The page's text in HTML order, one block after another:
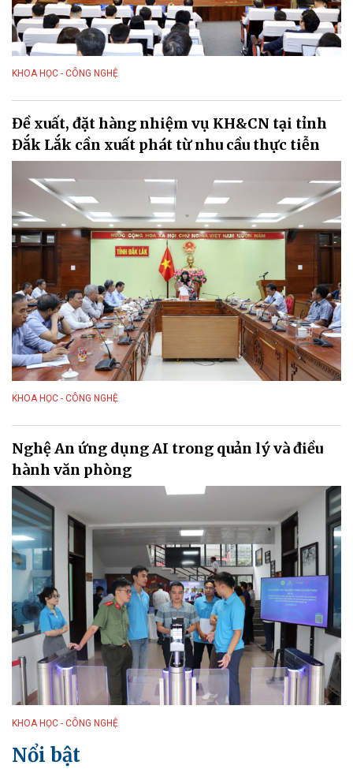
KHOA HỌC - CÔNG NGHỆ
Đề xuất, đặt hàng nhiệm vụ KH&CN tại tỉnh
Đắk Lắk cần xuất phát từ nhu cầu thực tiễn
KHOA HỌC - CÔNG NGHỆ
Nghệ An ứng dụng AI trong quản lý và điều
hành văn phòng
KHOA HỌC - CÔNG NGHỆ
Nổi bật